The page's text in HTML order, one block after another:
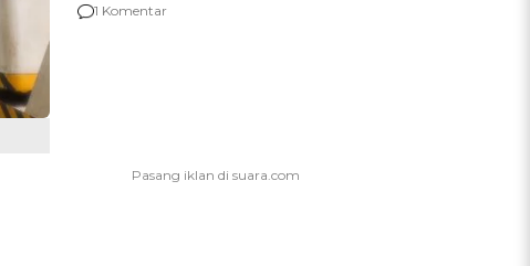
Berencana Pakai Jimat di Pakansari
1 Komentar